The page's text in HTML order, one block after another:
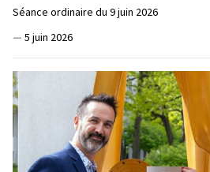
Séance ordinaire du 9 juin 2026
— 5 juin 2026